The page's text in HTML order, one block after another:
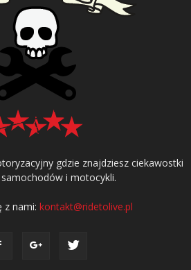
gdzie znajdziesz ciekawostki
i motocykli.
z nami: kontakt@ridetolive.pl